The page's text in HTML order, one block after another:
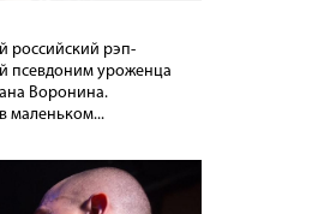
рэп-
псевдоним уроженца
Воронина.
маленьком...